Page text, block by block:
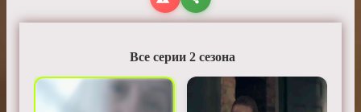
Все серии 2 сезона